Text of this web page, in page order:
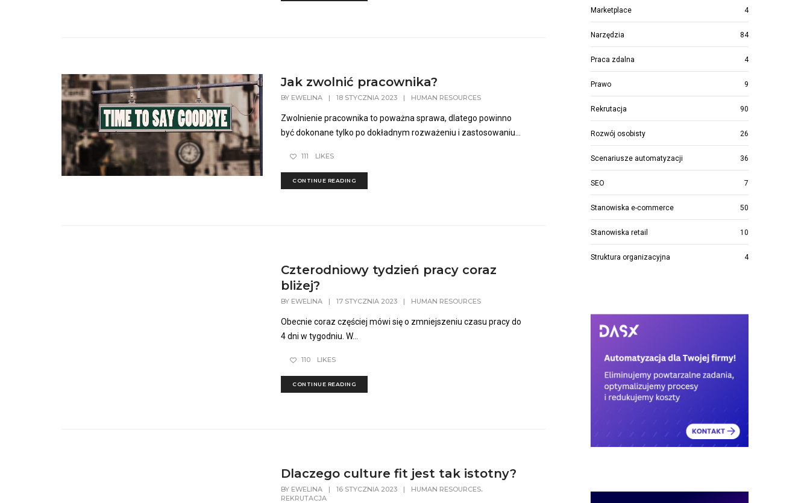
Jak zwolnić pracownika?
BY EWELINA | 18 STYCZNIA 2023 | HUMAN RESOURCES
Zwolnienie pracownika to poważna sprawa, dlatego powinno
być dokonane tylko po dokładnym rozważeniu i zastosowaniu...
111 LIKES
CONTINUE READING
Czterodniowy tydzień pracy coraz
bliżej?
BY EWELINA | 17 STYCZNIA 2023 | HUMAN RESOURCES
Obecnie coraz częściej mówi się o zmniejszeniu czasu pracy do
4 dni w tygodniu. W...
110 LIKES
CONTINUE READING
Dlaczego culture fit jest tak istotny?
BY EWELINA | 16 STYCZNIA 2023 | HUMAN RESOURCES
REKRUTACJA
Marketplace 4
Narzędzia 84
Praca zdalna 4
Prawo 9
Rekrutacja 90
Rozwój osobisty 26
Scenariusze automatyzacji 36
SEO 7
Stanowiska e-commerce 50
Stanowiska retail 10
Struktura organizacyjna 4